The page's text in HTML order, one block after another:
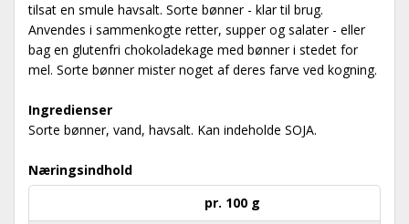
tilsat en smule havsalt. Sorte bønner - klar til brug.
Anvendes i sammenkogte retter, supper og salater - eller
bag en glutenfri chokoladekage med bønner i stedet for
mel. Sorte bønner mister noget af deres farve ved kogning.
Ingredienser
Sorte bønner, vand, havsalt. Kan indeholde SOJA.
Næringsindhold
pr. 100 g